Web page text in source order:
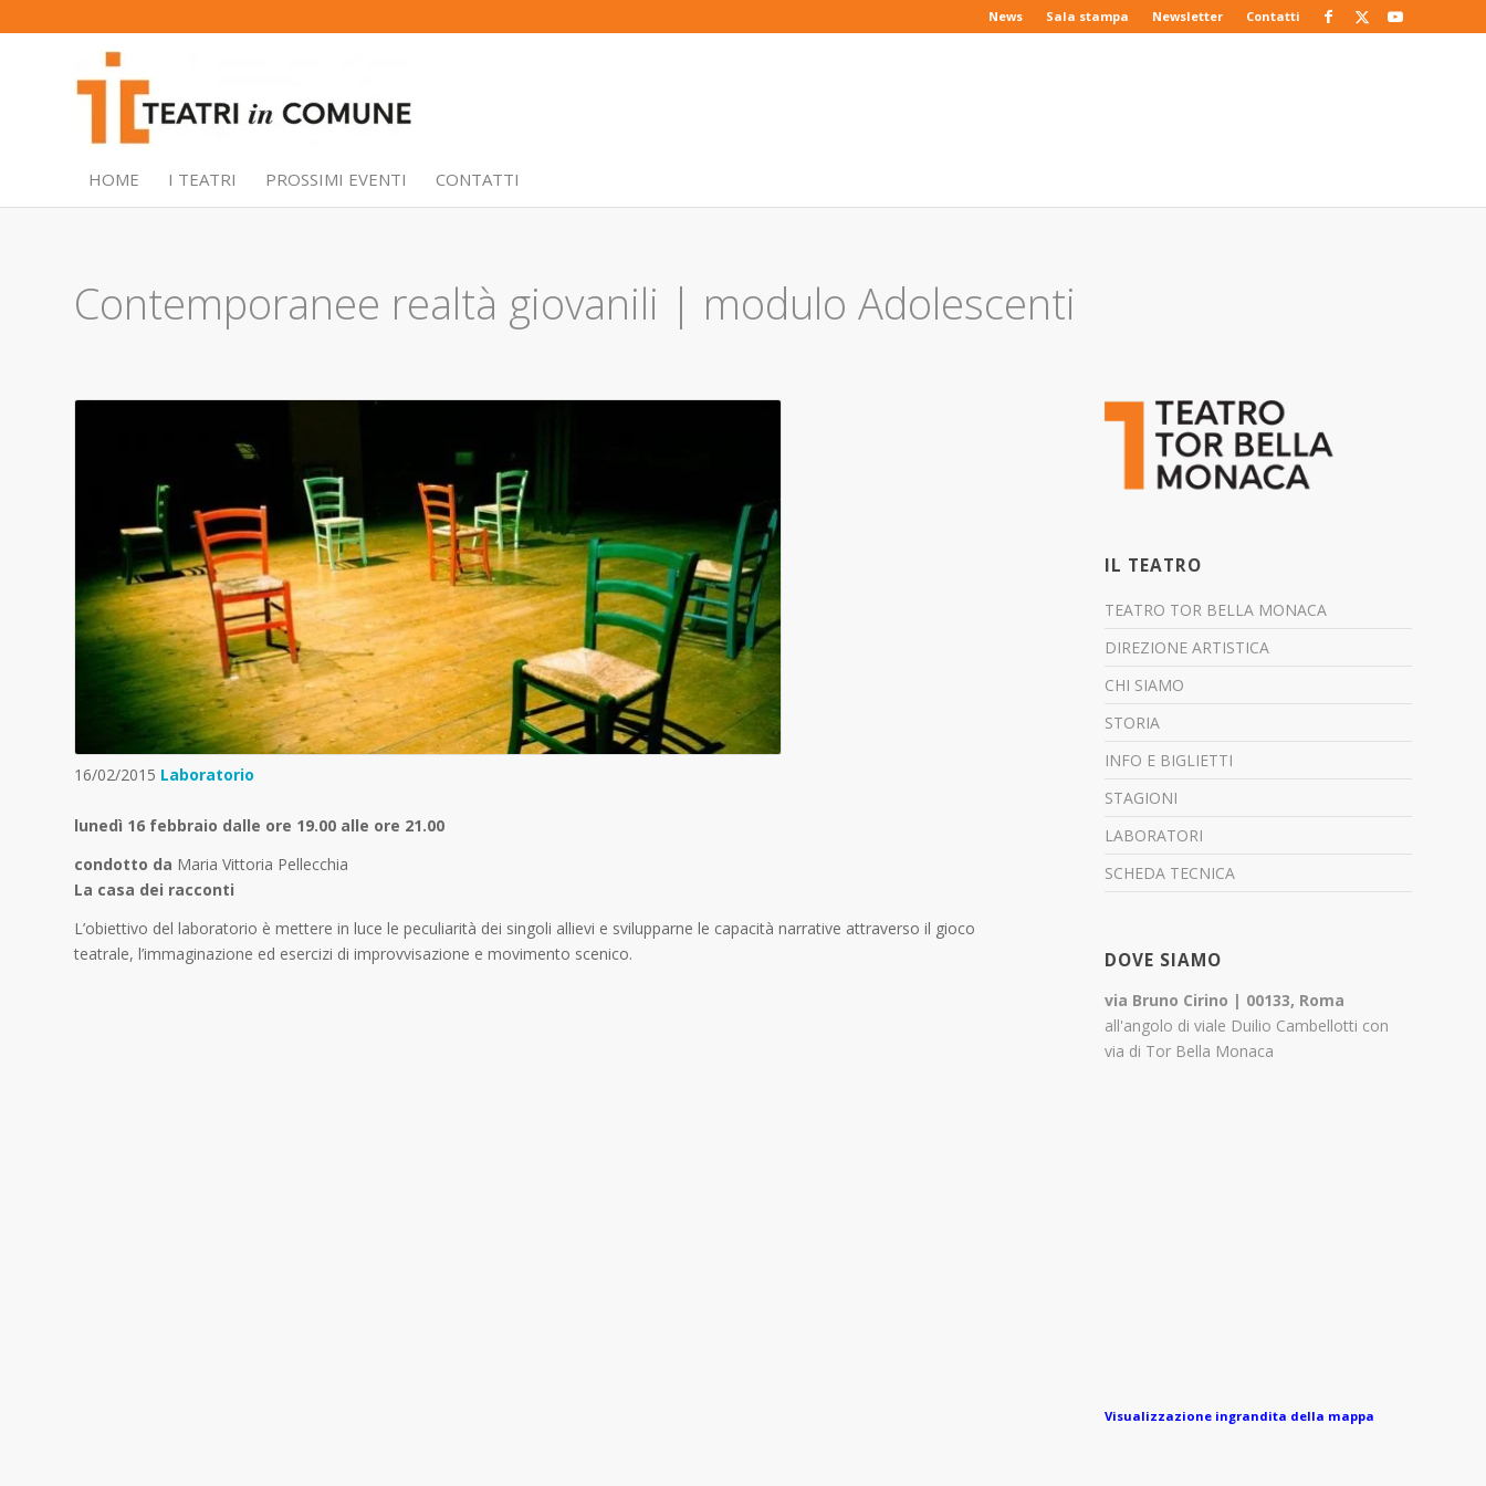
News Sala stampa Newsletter Contatti
HOME I TEATRI PROSSIMI EVENTI CONTATTI
Contemporanee realtà giovanili | modulo Adolescenti
16/02/2015 Laboratorio
lunedì 16 febbraio dalle ore 19.00 alle ore 21.00
condotto da Maria Vittoria Pellecchia
La casa dei racconti
L’obiettivo del laboratorio è mettere in luce le peculiarità dei singoli allievi e svilupparne le capacità narrative attraverso il gioco
teatrale, l’immaginazione ed esercizi di improvvisazione e movimento scenico.
IL TEATRO
TEATRO TOR BELLA MONACA
DIREZIONE ARTISTICA
CHI SIAMO
STORIA
INFO E BIGLIETTI
STAGIONI
LABORATORI
SCHEDA TECNICA
DOVE SIAMO
via Bruno Cirino | 00133, Roma
all'angolo di viale Duilio Cambellotti con
via di Tor Bella Monaca
Visualizzazione ingrandita della mappa